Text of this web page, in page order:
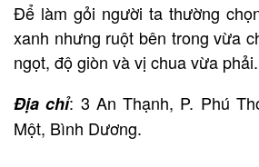
Để làm gỏi người ta thường
xanh nhưng ruột bên trong vừa
ngọt, độ giòn và vị chua vừa phải.
Địa chỉ: 3 An Thạnh, P. Phú
Một, Bình Dương.